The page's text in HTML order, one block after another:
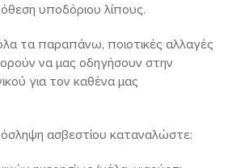
υποδόριου λίπους.
τα παραπάνω, ποιοτικές αλλαγές
να μας οδηγήσουν στην
για τον καθένα μας
ασβεστίου καταναλώστε: